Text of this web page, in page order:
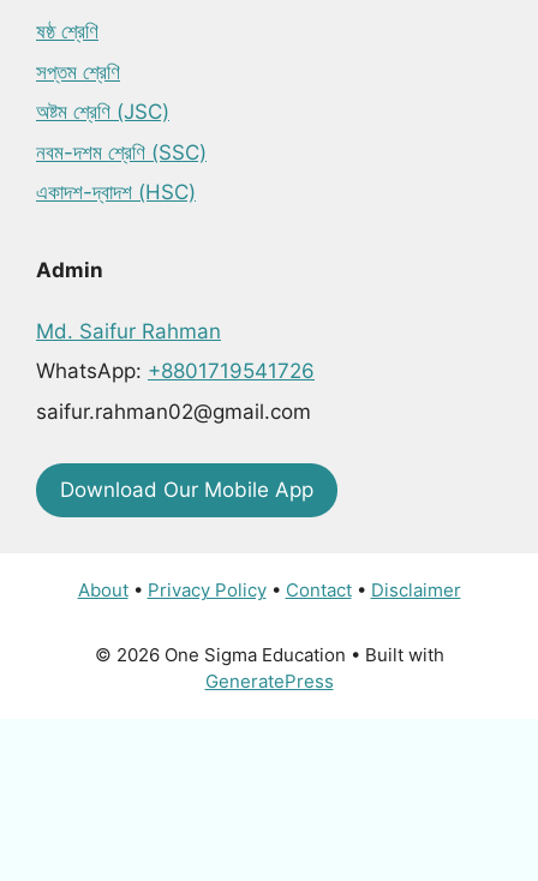
ষষ্ঠ শ্রেণি
সপ্তম শ্রেণি
অষ্টম শ্রেণি (JSC)
নবম-দশম শ্রেণি (SSC)
একাদশ-দ্বাদশ (HSC)
Admin
Md. Saifur Rahman
WhatsApp: +8801719541726
saifur.rahman02@gmail.com
Download Our Mobile App
About• Privacy Policy• Contact• Disclaimer
© 2026 One Sigma Education • Built with
GeneratePress